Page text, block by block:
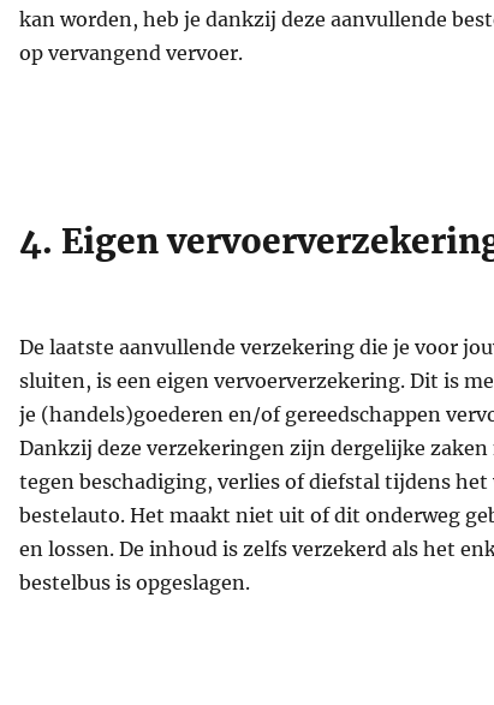
kan worden, heb je dankzij deze aanvullende
op vervangend vervoer.
4. Eigen
De laatste aanvullende verzekering die je voor
sluiten, is een eigen vervoerverzekering. Dit is
je (handels)goederen en/of gereedschappen
Dankzij deze verzekeringen zijn dergelijke
tegen beschadiging, verlies of diefstal tijdens
bestelauto. Het maakt niet uit of dit onderweg
en lossen. De inhoud is zelfs verzekerd als het
bestelbus is opgeslagen.